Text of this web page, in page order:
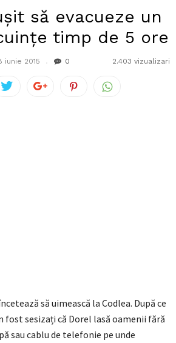
să evacueze un
timp de 5 ore
iunie 2015 0 2.403 vizualizari
să uimească la Codlea. După ce
fost sesizați că Dorel lasă oamenii fără
sau cablu de telefonie pe unde